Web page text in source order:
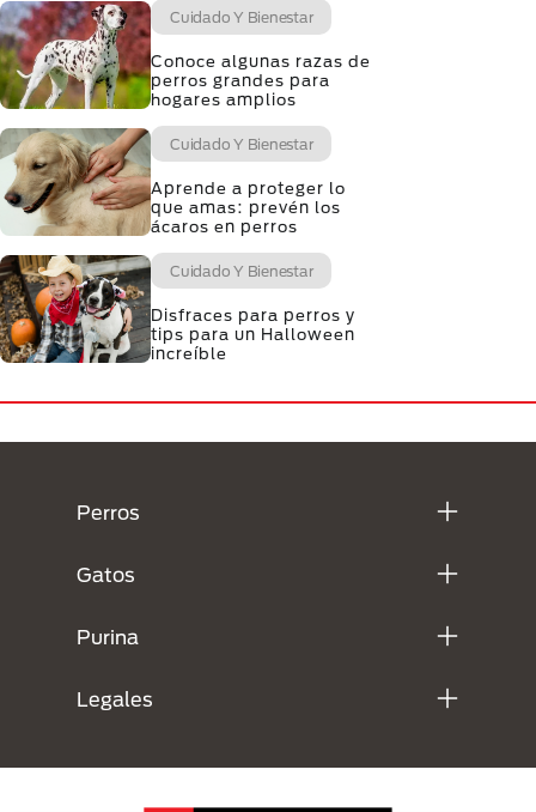
Cuidado Y Bienestar
Conoce algunas razas de
perros grandes para
hogares amplios
Cuidado Y Bienestar
Aprende a proteger lo
que amas: prevén los
ácaros en perros
Cuidado Y Bienestar
Disfraces para perros y
tips para un Halloween
increíble
Perros
Gatos
Purina
Legales